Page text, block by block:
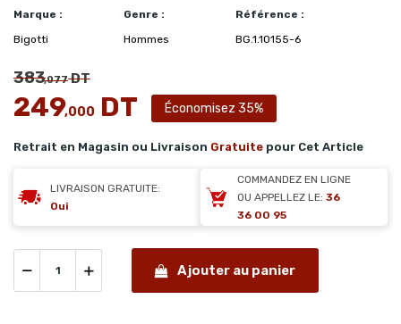
Marque :
Bigotti
Genre :
Hommes
Référence :
BG.1.10155-6
383,077DT
249,000 DT Économisez 35%
Retrait en Magasin ou Livraison Gratuite pour Cet Article
LIVRAISON GRATUITE:
Oui
COMMANDEZ EN LIGNE
OU APPELLEZ LE: 36
36 00 95
Ajouter au panier